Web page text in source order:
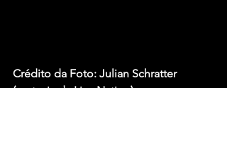
Crédito da Foto: Julian Schratter
(cortesia da Live Nation)